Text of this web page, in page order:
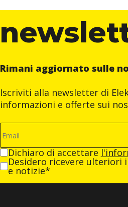
Rimani aggiornato sulle
Iscriviti alla newsletter di
informazioni e offerte sui
Dichiaro di accettare
Desidero ricevere ulteriori
e notizie*